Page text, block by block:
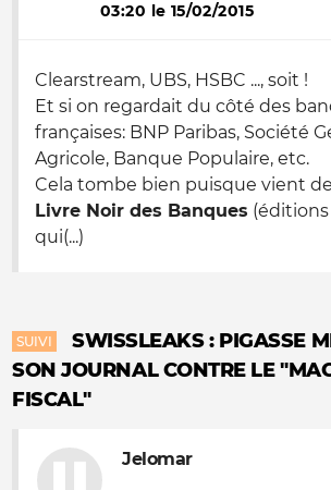
03:20 le 15/02/2015
Clearstream, UBS, HSBC ..., soit !
Et si on regardait du côté des
françaises: BNP Paribas, Société
Agricole, Banque Populaire, etc.
Cela tombe bien puisque vient
Livre Noir des Banques
qui(...)
SUIVI
SWISSLEAKS : PIGASSE
SON JOURNAL CONTRE LE
FISCAL"
Jelomar